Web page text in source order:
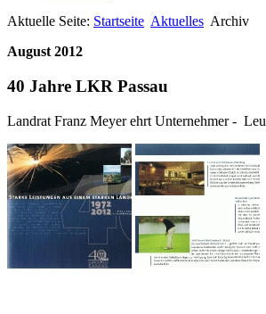
Aktuelle Seite: Startseite Aktuelles Archiv
August 2012
40 Jahre LKR Passau
Landrat Franz Meyer ehrt Unternehmer -